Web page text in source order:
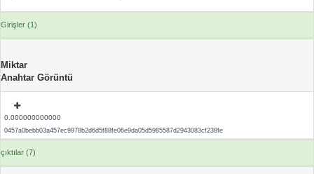
Girişler (1)
Miktar
Anahtar Görüntü
0.000000000000
0457a0bebb03a457ec9978b2d6d5f88fe06e9da05d5985587d2943083cf238fe
çıktılar (7)